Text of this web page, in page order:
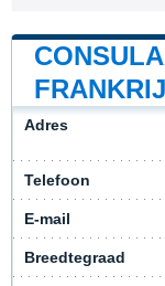
Adres
Telefoon
E-mail
Breedtegraad